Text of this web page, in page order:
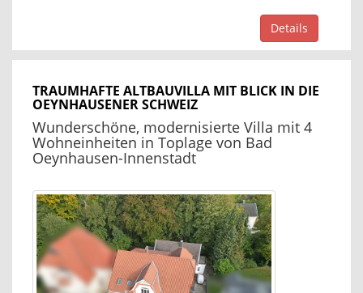
Details
TRAUMHAFTE ALTBAUVILLA MIT BLICK IN DIE
OEYNHAUSENER SCHWEIZ
Wunderschöne, modernisierte Villa mit 4
Wohneinheiten in Toplage von Bad
Oeynhausen-Innenstadt